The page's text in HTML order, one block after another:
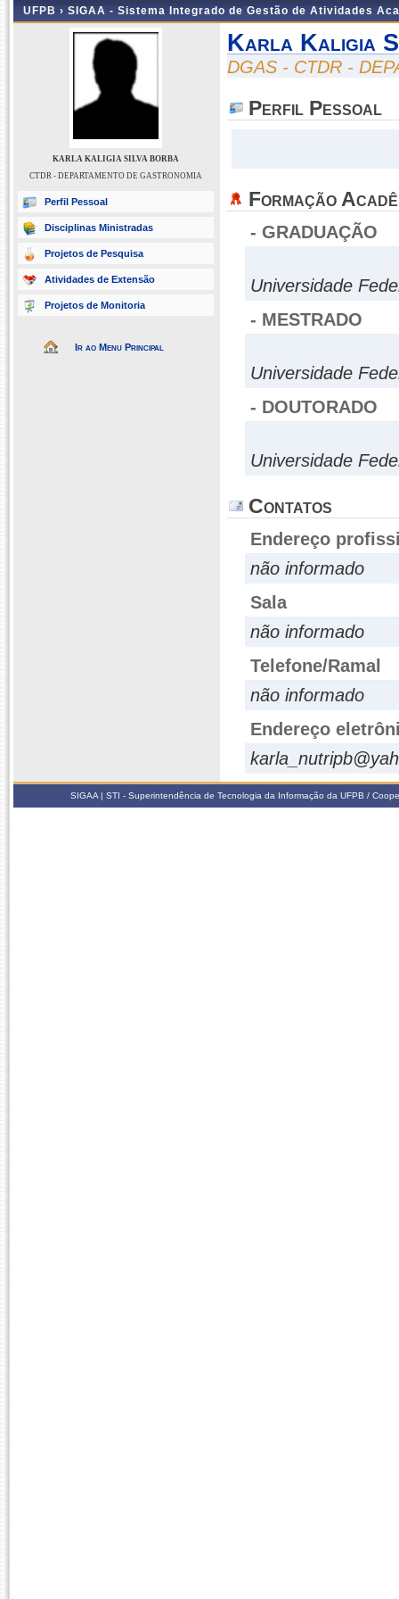
UFPB › SIGAA - Sistema Integrado de Gestão de Atividades
KARLA KALIGIA SILVA BORBA
CTDR - DEPARTAMENTO DE GASTRONOMIA
Perfil Pessoal
Disciplinas Ministradas
Projetos de Pesquisa
Atividades de Extensão
Projetos de Monitoria
Ir ao Menu Principal
Karla Kaligia
DGAS - CTDR -
Perfil Pessoal
Formação
- GRADUAÇÃO
Universidade
- MESTRADO
Universidade
- DOUTORADO
Universidade
Contatos
Endereço
não informado
Sala
não informado
Telefone/Ramal
não informado
Endereço
SIGAA | STI - Superintendência de Tecnologia da Informação da UFPB /